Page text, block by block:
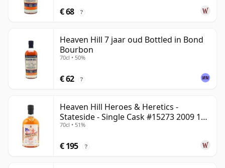
€ 68 ?
Heaven Hill 7 jaar oud Bottled in Bond
Bourbon
70cl • 50%
€ 62 ?
Heaven Hill Heroes & Heretics -
Stateside - Single Cask #15273 2009 11
jaar oud
70cl • 51%
€ 195 ?